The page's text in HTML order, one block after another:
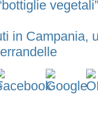
in Campania,